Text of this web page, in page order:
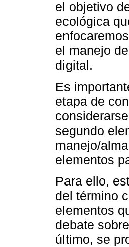
el objetivo
ecológica
el manejo
digital.
Es
etapa de
segundo
manejo/
elementos
Para ello,
del término
elementos
debate
último, se